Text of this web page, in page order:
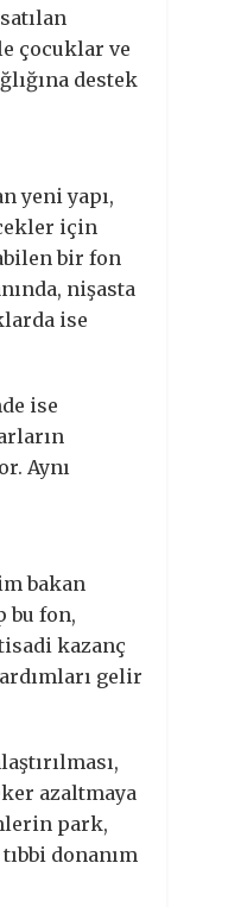
çocuklar ve
destek
yeni yapı,
için
bir fon
nişasta
ise
ise
Aynı
bakan
bu fon,
kazanç
gelir
azaltmaya
park,
donanım